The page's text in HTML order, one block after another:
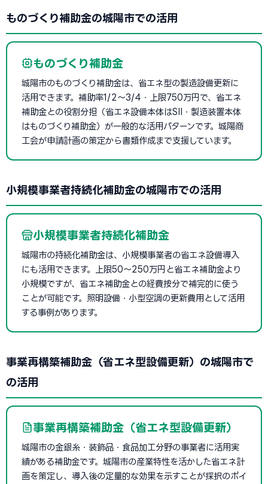
ものづくり補助金の城陽市での活用
ものづくり補助金
城陽市のものづくり補助金は、省エネ型の製造設備更新に
活用できます。補助率1/2〜3/4・上限750万円で、省エネ
補助金との役割分担（省エネ設備本体はSII・製造装置本体
はものづくり補助金）が一般的な活用パターンです。城陽商
工会が申請計画の策定から書類作成まで支援しています。
小規模事業者持続化補助金の城陽市での活用
小規模事業者持続化補助金
城陽市の持続化補助金は、小規模事業者の省エネ設備導入
にも活用できます。上限50〜250万円と省エネ補助金より
小規模ですが、省エネ補助金との経費按分で補完的に使う
ことが可能です。照明設備・小型空調の更新費用として活用
する事例があります。
事業再構築補助金（省エネ型設備更新）の城陽市で
の活用
事業再構築補助金（省エネ型設備更新）
城陽市の金銀糸・装飾品・食品加工分野の事業者に活用実
績がある補助金です。城陽市の産業特性を活かした省エネ計
画を策定し、導入後の定量的な効果を示すことが採択のポイ